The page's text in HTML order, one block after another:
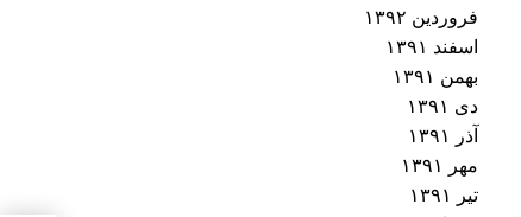
فروردین ۱۳۹۲
اسفند ۱۳۹۱
بهمن ۱۳۹۱
دی ۱۳۹۱
آذر ۱۳۹۱
مهر ۱۳۹۱
تیر ۱۳۹۱